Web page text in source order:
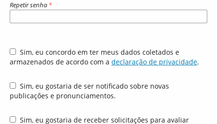
Repetir senha *
armazenados de acordo com a declaração de privacidade.
publicações e pronunciamentos.